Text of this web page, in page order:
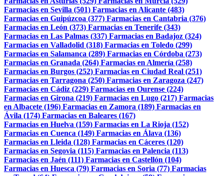
Farmacias en Sevilla (501) Farmacias en Alicante (483)
Farmacias en Guipúzcoa (377) Farmacias en Cantabria (376)
Farmacias en León (373) Farmacias en Tenerife (343)
Farmacias en Las Palmas (337) Farmacias en Badajoz (324)
Farmacias en Valladolid (318) Farmacias en Toledo (299)
Farmacias en Salamanca (289) Farmacias en Córdoba (273)
Farmacias en Granada (264) Farmacias en Almería (258)
Farmacias en Burgos (252) Farmacias en Ciudad Real (251)
Farmacias en Tarragona (250) Farmacias en Zaragoza (247)
Farmacias en Cádiz (229) Farmacias en Ourense (224)
Farmacias en Girona (219) Farmacias en Lugo (217) Farmacias
en Albacete (196) Farmacias en Zamora (189) Farmacias en
Ávila (174) Farmacias en Baleares (167)
Farmacias en Huelva (159) Farmacias en La Rioja (152)
Farmacias en Cuenca (149) Farmacias en Álava (136)
Farmacias en Lleida (128) Farmacias en Cáceres (120)
Farmacias en Segovia (115) Farmacias en Palencia (113)
Farmacias en Jaén (111) Farmacias en Castellón (104)
Farmacias en Huesca (79) Farmacias en Soria (77) Farmacias